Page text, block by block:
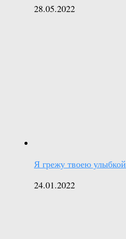
28.05.2022
Я грежу твоею улыбкой
24.01.2022